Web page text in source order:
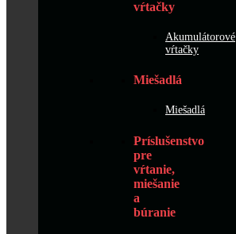
vŕtačky
Akumulátorové
vŕtačky
Miešadlá
Miešadlá
Príslušenstvo
pre
vŕtanie,
miešanie
a
búranie